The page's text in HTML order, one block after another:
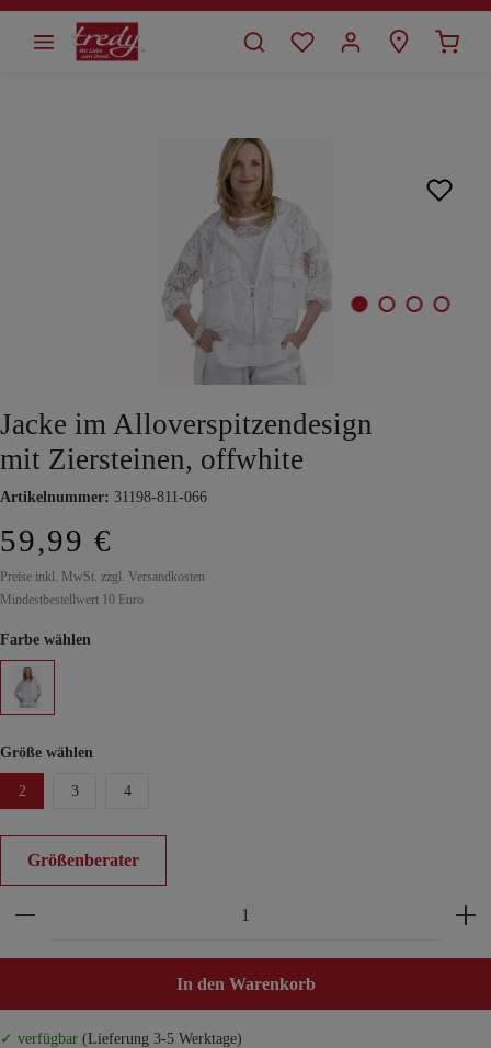
springen
Jacke im Alloverspitzendesign
mit Ziersteinen, offwhite
Artikelnummer: 31198-811-066
59,99 €
Preise inkl. MwSt. zzgl. Versandkosten
Mindestbestellwert 10 Euro
Farbe wählen
Größe wählen
2 3 4
Größenberater
Produkt Anzahl: Gib den gewünschten Wert ein
In den Warenkorb
✓ verfügbar (Lieferung 3-5 Werktage)